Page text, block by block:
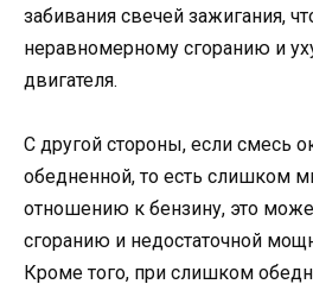
забивания свечей зажигания,
неравномерному сгоранию и
двигателя.
С другой стороны, если смесь
обедненной, то есть слишком
отношению к бензину, это
сгоранию и недостаточной
Кроме того, при слишком